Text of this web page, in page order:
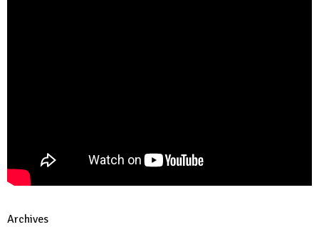
Archives